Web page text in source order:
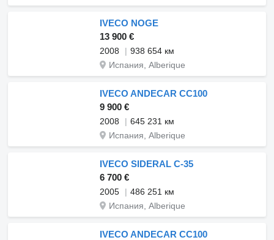
IVECO NOGE
13 900 €
2008
938 654 км
Испания, Alberique
IVECO ANDECAR CC100
9 900 €
2008
645 231 км
Испания, Alberique
IVECO SIDERAL C-35
6 700 €
2005
486 251 км
Испания, Alberique
IVECO ANDECAR CC100